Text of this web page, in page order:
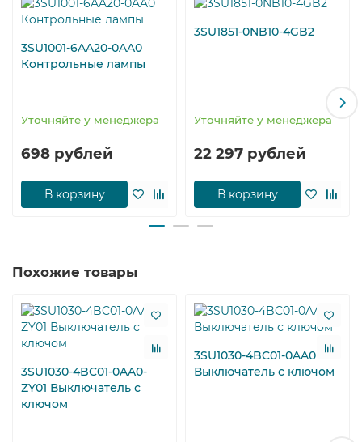
3SU1001-6AA20-0AA0
Контрольные лампы
Уточняйте у менеджера
698 рублей
В корзину
3SU1851-0NB10-4GB2
Уточняйте у менеджера
22 297 рублей
В корзину
Похожие товары
3SU1030-4BC01-0AA0-
ZY01 Выключатель с
ключом
3SU1030-4BC01-0AA0
Выключатель с ключом